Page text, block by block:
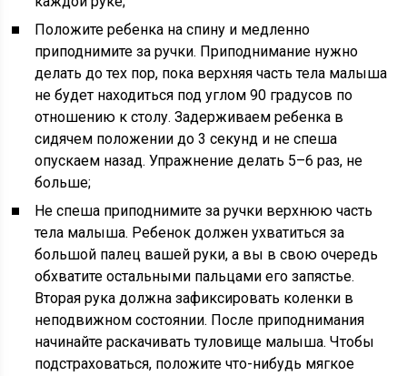
Положите ребенка на спину и медленно
приподнимите за ручки. Приподнимание нужно
делать до тех пор, пока верхняя часть тела малыша
не будет находиться под углом 90 градусов по
отношению к столу. Задерживаем ребенка в
сидячем положении до 3 секунд и не спеша
опускаем назад. Упражнение делать 5–6 раз, не
больше;
Не спеша приподнимите за ручки верхнюю часть
тела малыша. Ребенок должен ухватиться за
большой палец вашей руки, а вы в свою очередь
обхватите остальными пальцами его запястье.
Вторая рука должна зафиксировать коленки в
неподвижном состоянии. После приподнимания
начинайте раскачивать туловище малыша. Чтобы
подстраховаться, положите что-нибудь мягкое